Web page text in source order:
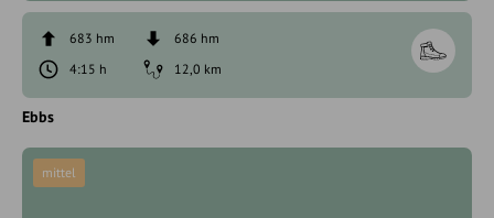
683 hm
686 hm
4:15 h
12,0 km
Ebbs
mittel